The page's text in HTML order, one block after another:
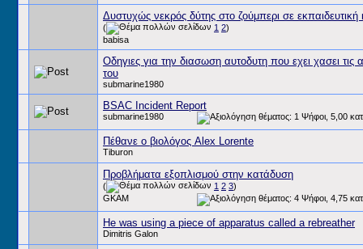
Δυστυχώς νεκρός δύτης στο ζούμπερι σε
( 1 2)
babisa
Οδηγιες για την διασωση αυτοδυτη που εχει χασει τις
του
submarine1980
BSAC Incident Report
submarine1980
Πέθανε ο βιολόγος Alex Lorente
Tiburon
Προβλήματα εξοπλισμού στην κατάδυση
( 1 2 3)
GKAM
He was using a piece of apparatus called a rebreather
Dimitris Galon